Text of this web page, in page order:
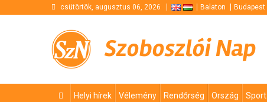
csütörtök, augusztus 06, 2026 Balaton Budapest
Szoboszlói Nap
Helyi hírek Vélemény Rendőrség Ország Sport